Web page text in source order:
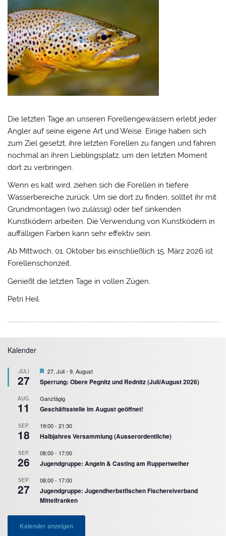
Die letzten Tage an unseren Forellengewässern erlebt jeder
Angler auf seine eigene Art und Weise. Einige haben sich
zum Ziel gesetzt, ihre letzten Forellen zu fangen und fahren
nochmal an ihren Lieblingsplatz, um den letzten Moment
dort zu verbringen.
Wenn es kalt wird, ziehen sich die Forellen in tiefere
Wasserbereiche zurück. Um sie dort zu finden, solltet ihr mit
Grundmontagen (wo zulässig) oder tief sinkenden
Kunstködern arbeiten. Die Verwendung von Kunstködern in
auffälligen Farben kann sehr effektiv sein.
Ab Mittwoch, 01. Oktober bis einschließlich 15. März 2026 ist
Forellenschonzeit.
Genießt die letzten Tage in vollen Zügen.
Petri Heil
Kalender
JULI
27
Hervorgehoben
27. Juli-9. August
Sperrung: Obere Pegnitz und Rednitz (Juli/August 2026)
AUG.
11
Ganztägig
Geschäftsstelle im August geöffnet!
SEP.
18
19:00-21:30
Halbjahres Versammlung (Ausserordentliche)
SEP.
26
08:00- 17:00
Jugendgruppe: Angeln & Casting am Ruppertweiher
SEP.
27
08:00- 17:00
Jugendgruppe: Jugendherbstfischen Fischereiverband
Mittelfranken
Kalender anzeigen